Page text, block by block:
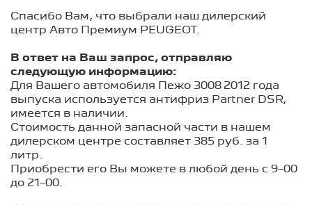
Спасибо Вам, что выбрали наш дилерский
центр Авто Премиум PEUGEOT.
В ответ на Ваш запрос, отправляю
следующую информацию:
Для Вашего автомобиля Пежо 3008 2012 года
выпуска используется антифриз Partner DSR,
имеется в наличии.
Стоимость данной запасной части в нашем
дилерском центре составляет 385 руб. за 1
литр.
Приобрести его Вы можете в любой день с 9−00
до 21−00.